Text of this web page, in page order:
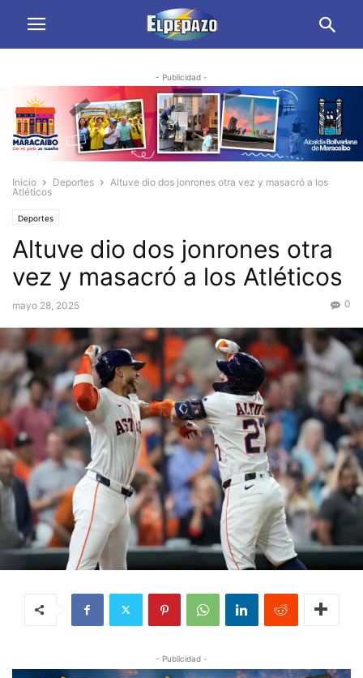
- Publicidad -
Inicio Deportes
Altuve dio dos jonrones otra vez y masacró a los
Atléticos
Deportes
Altuve dio dos jonrones otra
vez y masacró a los Atléticos
mayo 28, 2025 0
- Publicidad -